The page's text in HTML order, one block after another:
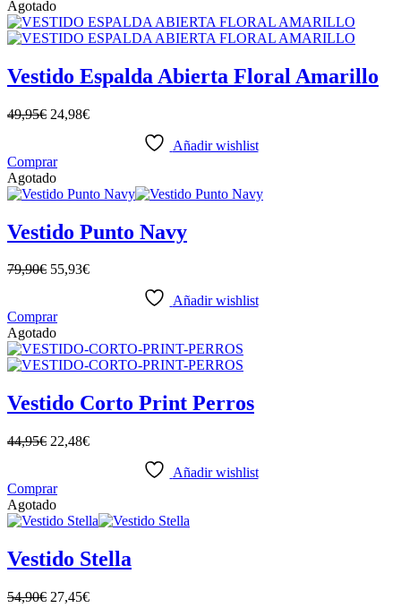
Agotado
Vestido Espalda Abierta Floral Amarillo
49,95€ 24,98€
Añadir wishlist
Comprar
Agotado
Vestido Punto Navy
79,90€ 55,93€
Añadir wishlist
Comprar
Agotado
Vestido Corto Print Perros
44,95€ 22,48€
Añadir wishlist
Comprar
Agotado
Vestido Stella
54,90€ 27,45€